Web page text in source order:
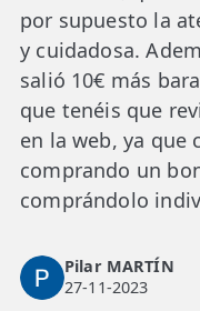
por supuesto la
y cuidadosa.
salió 10€ más
que tenéis que
en la web, ya que
comprando un
comprándolo
Pilar MARTÍN
27-11-2023